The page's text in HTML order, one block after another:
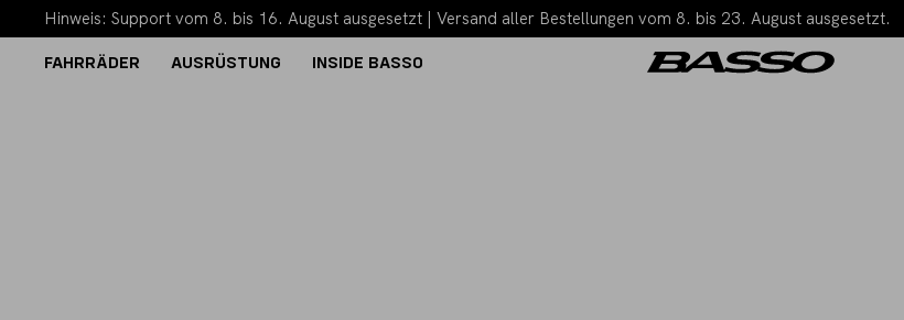
Hinweis: Support vom 8. bis 16. August ausgesetzt | Versand aller Bestellungen vom 8. bis 23. August ausgesetzt.
FAHRRÄDER
AUSRÜSTUNG INSIDE BASSO